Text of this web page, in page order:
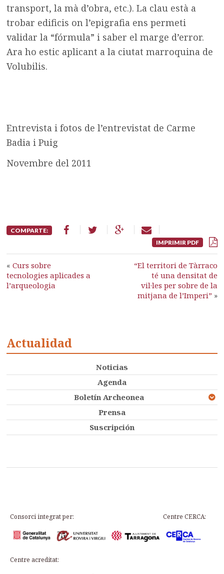
transport, la mà d’obra, etc.). La clau està a
trobar edificis on l’epigrafia ens permeti
validar la “fórmula” i saber el marge d’error.
Ara ho estic aplicant a la ciutat marroquina de
Volubilis.
Entrevista i fotos de l’entrevistat de Carme
Badia i Puig
Novembre del 2011
COMPARTE:
IMPRIMIR PDF
«Curs sobre
tecnologies aplicades a
l’arqueologia
“El territori de Tàrraco
té una densitat de
vil·les per sobre de la
mitjana de l’Imperi” »
Actualidad
Noticias
Agenda
Boletín Archeonea
Prensa
Suscripción
Consorci integrat per: Centre CERCA:
Centre acreditat: